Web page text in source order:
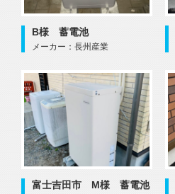
B様 蓄電池
メーカー：長州産業
富士吉田市 M様 蓄電池